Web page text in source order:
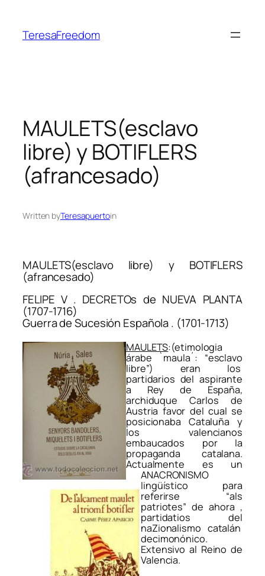
content
TeresaFreedom
MAULETS(esclavo
libre) y BOTIFLERS
(afrancesado)
Written byTeresapuertoin
MAULETS(esclavo libre) y BOTIFLERS
(afrancesado)
FELIPE V . DECRETOs de NUEVA PLANTA
(1707-1716)
Guerra de Sucesión Española . (1701-1713)
MAULETS:(etimologia
árabe `maula´: “esclavo
libre”) eran los
partidarios del aspirante
a Rey de España,
archiduque Carlos de
Austria favor del cual se
posicionaba Cataluña y
los valencianos
embaucados por la
propaganda catalana.
Actualmente es un
ANACRONISMO
lingüístico para
referirse “als
patriotes” de ahora ,
partidatios del
naZionalismo catalán
decimonónico.
Extensivo al Reino de
Valencia.